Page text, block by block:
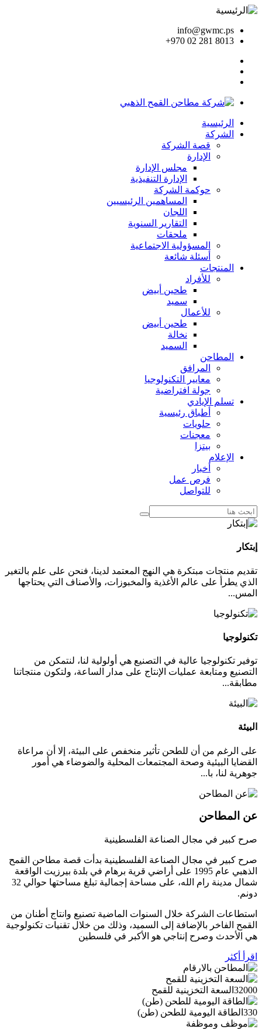
info@gwmc.ps
+970 02 281 8013
الرئيسية
الشركة
قصة الشركة
الإدارة
مجلس الإدارة
الإدارة التنفيذية
حوكمة الشركة
المساهمين الرئيسيين
اللجان
التقارير السنوية
ملحقات
المسؤولية الاجتماعية
أسئلة شائعة
المنتجات
للأفراد
طحين أبيض
سميد
للأعمال
طحين أبيض
نخالة
السميد
المطاحن
المرافق
معايير التكنولوجيا
جولة افتراضية
تسلم الإيادي
أطباق رئيسية
حلويات
معجنات
بيتزا
الإعلام
أخبار
فرص عمل
للتواصل
إبتكار
تقديم منتجات مبتكرة هي النهج المعتمد لدينا، فنحن على علم بالتغير
الذي يطرأ على عالم الأغذية والمخبوزات، والأصناف التي يحتاجها
المس...
تكنولوجيا
توفير تكنولوجيا عالية في التصنيع هي أولولية لنا، لنتمكن من
التصنيع ومتابعة عمليات الإنتاج على مدار الساعة، ولتكون منتجاتنا
مطابقة...
البيئة
على الرغم من أن للطحن تأثير منخفص على البيئة، إلا أن مراعاة
القضايا البيئية وصحة المجتمعات المحلية والضوضاء هي أمور
جوهرية لنا، با...
عن المطاحن
صرح كبير في مجال الصناعة الفلسطينية
صرح كبير في مجال الصناعة الفلسطينية بدأت قصة مطاحن القمح
الذهبي عام 1995 على أراضي قرية برهام في بلدة بيرزيت الواقعة
شمال مدينة رام الله، على مساحة إجمالية تبلغ مساحتها حوالي 32
دونم.
استطاعات الشركة خلال السنوات الماضية تصنيع وانتاج أطنان من
القمح الفاخر بالإضافة إلى السميد، وذلك من خلال تقنيات تكنولوجية
هي الأحدث وصرح إنتاجي هو الأكبر في فلسطين
اقرأ أكثر
32000 السعة التخزينية للقمح
330 الطاقة اليومية للطحن (طن)